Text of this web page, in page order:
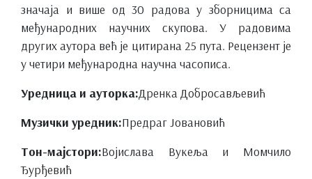
значаја и више од 30 радова у зборницима са
међународних научних скупова. У радовима
других аутора већ је цитирана 25 пута. Рецензент је
у четири међународна научна часописа.
Уредница и ауторка:Дренка Добросављевић
Музички уредник:Предраг Јовановић
Тон-мајстори:Војислава Вукеља и Момчило
Ђурђевић